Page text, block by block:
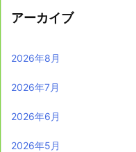
アーカイブ
2026年8月
2026年7月
2026年6月
2026年5月